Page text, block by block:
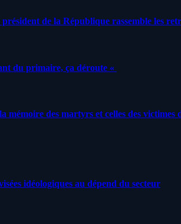
de la République rassemble les
du primaire, ça déroute «
des martyrs et celles des victimes
idéologiques au dépend du secteur